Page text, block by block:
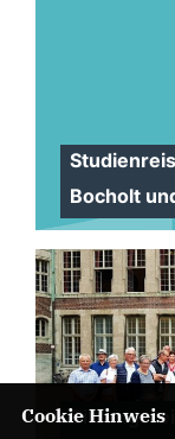
Bocholt
Cookie Hinweis